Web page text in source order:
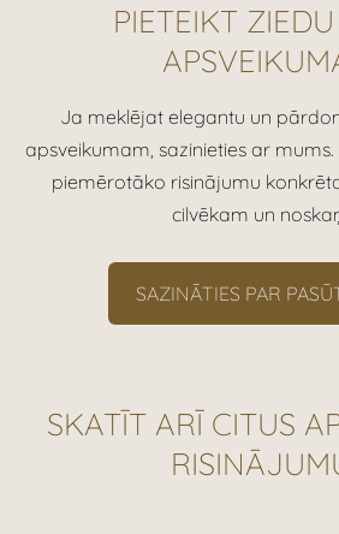
PIETEIKT
Ja meklējat elegantu un
apsveikumam, sazinieties ar mums.
piemērotāko risinājumu
cilvēkam un
SAZINĀTIES PAR
SKATĪT ARĪ CITUS